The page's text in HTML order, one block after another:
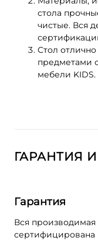
стола
чистые. Вся
Стол
предметами
мебели KIDS.
ГАРАНТИЯ
Гарантия
Вся производимая
сертифицирована